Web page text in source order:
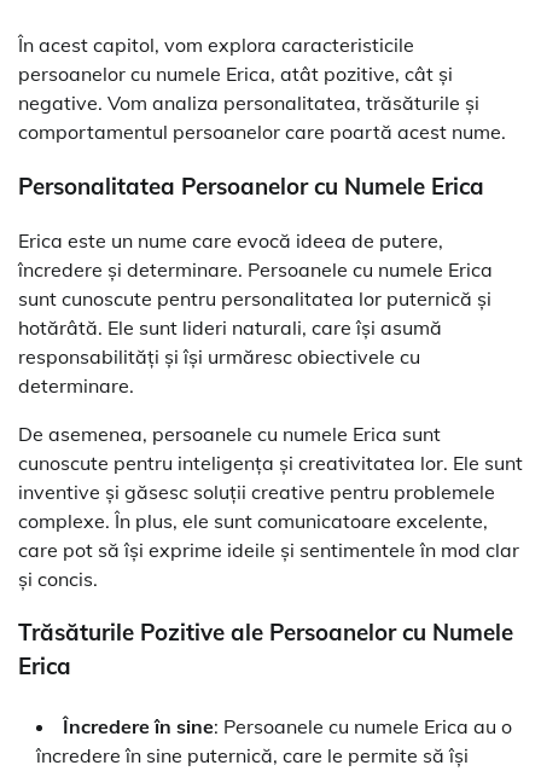
În acest capitol, vom explora caracteristicile
persoanelor cu numele Erica, atât pozitive, cât și
negative. Vom analiza personalitatea, trăsăturile și
comportamentul persoanelor care poartă acest nume.
Personalitatea Persoanelor cu Numele Erica
Erica este un nume care evocă ideea de putere,
încredere și determinare. Persoanele cu numele Erica
sunt cunoscute pentru personalitatea lor puternică și
hotărâtă. Ele sunt lideri naturali, care își asumă
responsabilități și își urmăresc obiectivele cu
determinare.
De asemenea, persoanele cu numele Erica sunt
cunoscute pentru inteligența și creativitatea lor. Ele sunt
inventive și găsesc soluții creative pentru problemele
complexe. În plus, ele sunt comunicatoare excelente,
care pot să își exprime ideile și sentimentele în mod clar
și concis.
Trăsăturile Pozitive ale Persoanelor cu Numele
Erica
Încredere în sine: Persoanele cu numele Erica au o
încredere în sine puternică, care le permite să își